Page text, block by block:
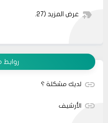
عرض المزيد (27)
لديك مشكلة ؟
الأرشيف